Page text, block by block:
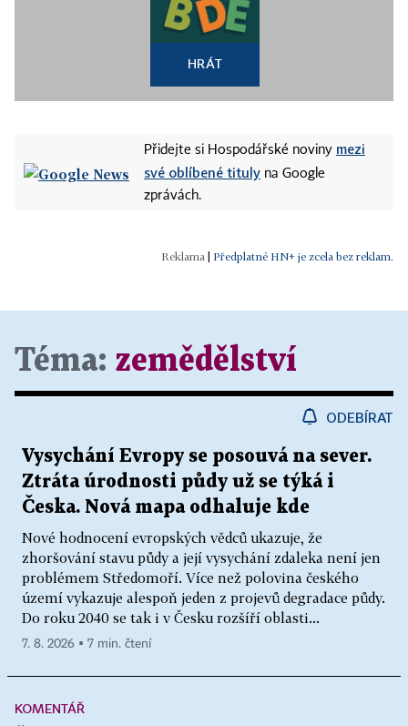
HRÁT
Přidejte si Hospodářské noviny mezi
své oblíbené tituly na Google
zprávách.
Předplatné HN+ je zcela bez reklam.
Téma: zemědělství
ODEBÍRAT
Vysychání Evropy se posouvá na sever.
Ztráta úrodnosti půdy už se týká i
Česka. Nová mapa odhaluje kde
Nové hodnocení evropských vědců ukazuje, že
zhoršování stavu půdy a její vysychání zdaleka není jen
problémem Středomoří. Více než polovina českého
území vykazuje alespoň jeden z projevů degradace půdy.
Do roku 2040 se tak i v Česku rozšíří oblasti...
7. 8. 2026 ▪ 7 min. čtení
KOMENTÁŘ